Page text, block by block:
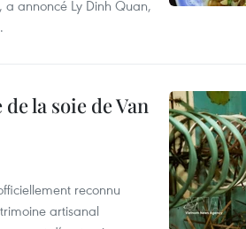
annoncé Ly Dinh Quan,
la soie de Van
reconnu
artisanal